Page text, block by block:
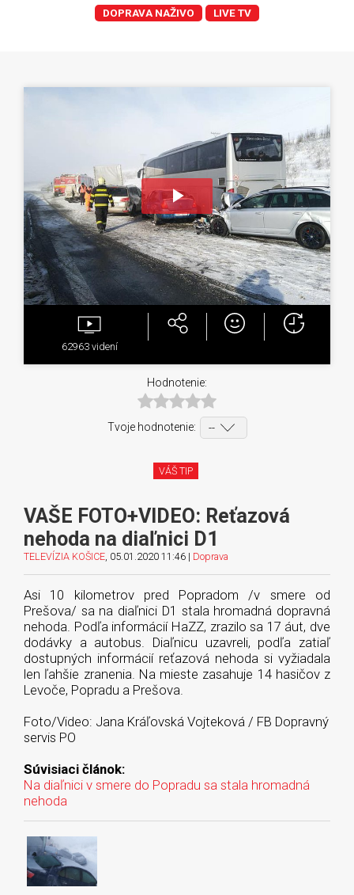
DOPRAVA NAŽIVO LIVE TV
Play
Video
62963videní
Hodnotenie:
Tvoje hodnotenie:
VÁŠ TIP
VAŠE FOTO+VIDEO: Reťazová
nehoda na diaľnici D1
TELEVÍZIA KOŠICE, 05.01.2020 11:46 | Doprava
Asi 10 kilometrov pred Popradom /v smere od
Prešova/ sa na diaľnici D1 stala hromadná dopravná
nehoda. Podľa informácií HaZZ, zrazilo sa 17 áut, dve
dodávky a autobus. Diaľnicu uzavreli, podľa zatiaľ
dostupných informácií reťazová nehoda si vyžiadala
len ľahšie zranenia. Na mieste zasahuje 14 hasičov z
Levoče, Popradu a Prešova.
Foto/Video: Jana Kráľovská Vojteková / FB Dopravný
servis PO
Súvisiaci článok:
Na diaľnici v smere do Popradu sa stala hromadná
nehoda